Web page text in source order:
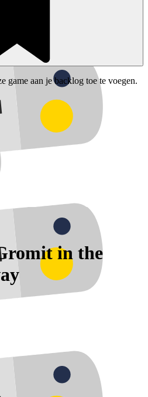
game aan je backlog toe te voegen.
in the